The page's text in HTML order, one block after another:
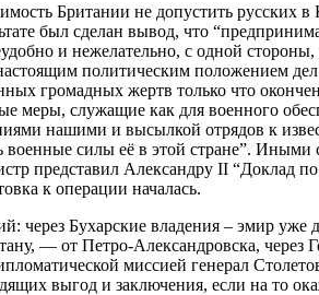
Британии не допустить русских
был сделан вывод, что
и нежелательно, с одной
политическим положением
громадных жертв только что
меры, служащие как для военного
нашими и высылкой отрядов к
силы её в этой стране”. Иными
представил Александру II “Доклад
к операции началась.
через Бухарские владения – эмир
— от Петро-Александровска,
миссией генерал
выгод и заключения, если на то